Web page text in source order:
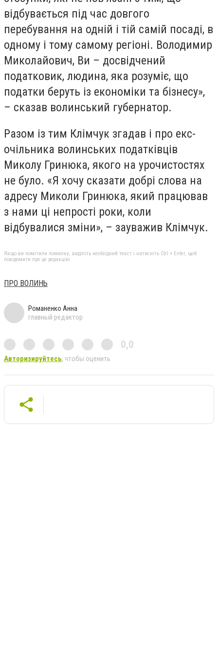
відбувається під час довгого
перебування на одній і тій самій посаді, в
одному і тому самому регіоні. Володимир
Миколайович, Ви – досвідчений
податковик, людина, яка розуміє, що
податки беруть із економіки та бізнесу»,
– сказав волинський губернатор.
Разом із тим Клімчук згадав і про екс-
очільника волинських податківців
Миколу Гринюка, якого на урочистостях
не було. «Я хочу сказати добрі слова на
адресу Миколи Гринюка, який працював
з нами ці непрості роки, коли
відбувалися зміни», – зауважив Клімчук.
Якщо ви помітили помилку, виділіть необхідний текст і натисніть Ctrl + Enter, щоб
повідомити про це редакцію
ПРО ВОЛИНЬ
Романенко Анна
главный редактор
0,0
Авторизируйтесь, чтобы оценить